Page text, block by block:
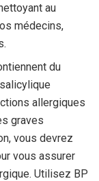
au
médecins,
du
allergiques
graves
vous devrez
vous assurer
Utilisez BP